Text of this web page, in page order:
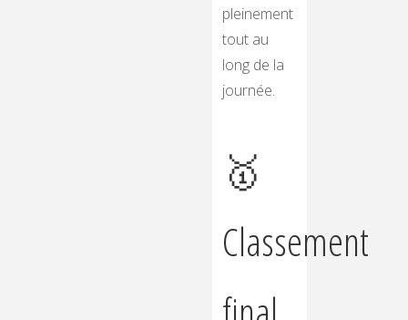
pleinement
tout au
long de la
journée.
🥇
Classement